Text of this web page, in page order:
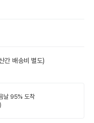
간 배송비 별도)
날 95% 도착